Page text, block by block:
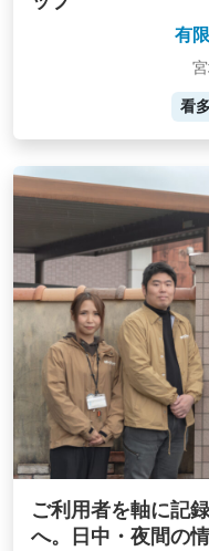
有
看
ご利用者を軸に記
へ。日中・夜間の